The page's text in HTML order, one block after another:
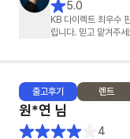
5.0
KB 다이렉트 최우수
립니다. 믿고 맡겨주
출고후기 렌트
원*연 님
4